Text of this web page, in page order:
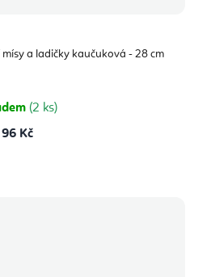
a ladičky kaučuková - 28 cm
(2 ks)
96 Kč